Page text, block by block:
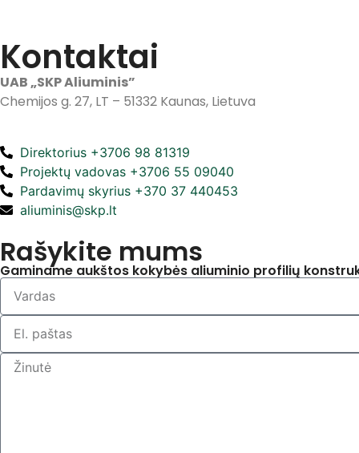
Kontaktai
UAB „SKP Aliuminis”
Chemijos g. 27, LT – 51332 Kaunas, Lietuva
Direktorius +3706 98 81319
Projektų vadovas +3706 55 09040
Pardavimų skyrius +370 37 440453
aliuminis@skp.lt
Rašykite mums
Gaminame aukštos kokybės aliuminio profilių